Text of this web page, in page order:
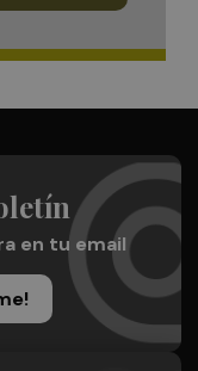
en tu email